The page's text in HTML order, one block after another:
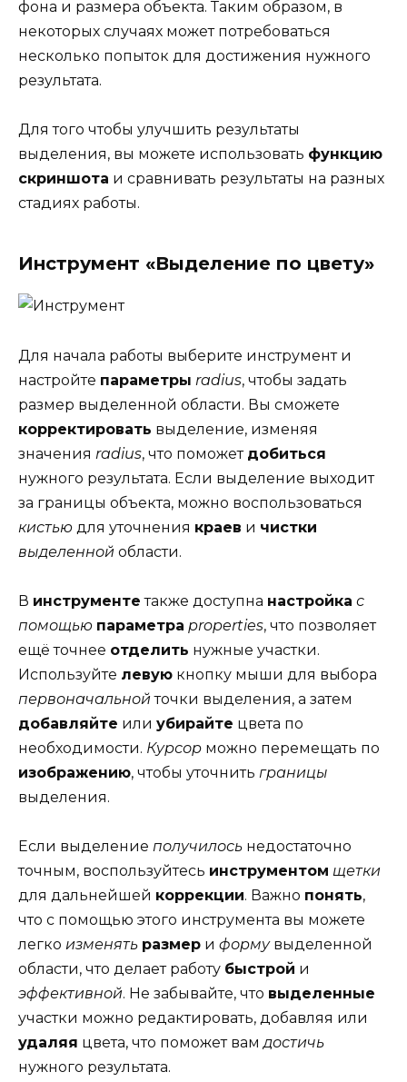
фона и размера объекта. Таким образом, в
некоторых случаях может потребоваться
несколько попыток для достижения нужного
результата.
Для того чтобы улучшить результаты
выделения, вы можете использовать функцию
скриншота и сравнивать результаты на разных
стадиях работы.
Инструмент «Выделение по цвету»
Для начала работы выберите инструмент и
настройте параметры radius, чтобы задать
размер выделенной области. Вы сможете
корректировать выделение, изменяя
значения radius, что поможет добиться
нужного результата. Если выделение выходит
за границы объекта, можно воспользоваться
кистью для уточнения краев и чистки
выделенной области.
В инструменте также доступна настройка с
помощью параметра properties, что позволяет
ещё точнее отделить нужные участки.
Используйте левую кнопку мыши для выбора
первоначальнойточки выделения, а затем
добавляйте или убирайте цвета по
необходимости. Курсор можно перемещать по
изображению, чтобы уточнить границы
выделения.
Если выделение получилось недостаточно
точным, воспользуйтесь инструментом щетки
для дальнейшей коррекции. Важно понять,
что с помощью этого инструмента вы можете
легко изменять размер и формувыделенной
области, что делает работу быстрой и
эффективной. Не забывайте, что выделенные
участки можно редактировать, добавляя или
удаляя цвета, что поможет вамдостичь
нужного результата.